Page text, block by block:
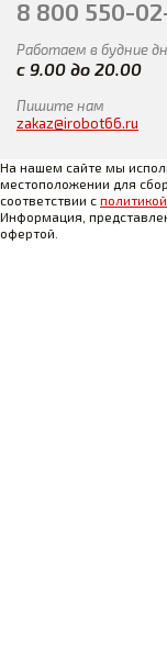
8 800 550-
Работаем в будние
с 9.00 до 20.00
Пишите нам
zakaz@irobot66.ru
На нашем сайте мы
местоположении для
соответствии с политикой
Информация,
офертой.